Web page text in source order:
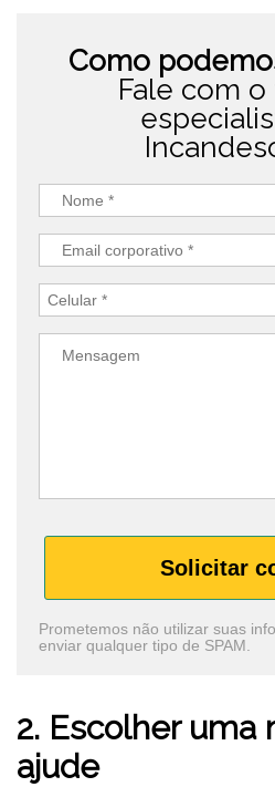
Como
Fale com
Solicitar
Prometemos não utilizar suas
enviar qualquer tipo de SPAM.
2. Escolher uma
ajude